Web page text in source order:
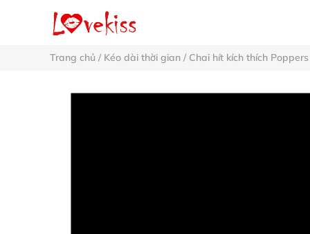
Trang chủ / Kéo dài thời gian / Chai hít kích thích Poppers